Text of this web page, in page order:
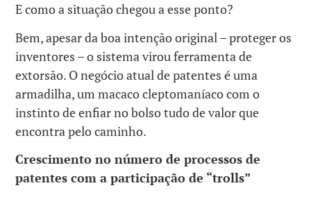
E como a situação chegou a esse ponto?
Bem, apesar da boa intenção original – proteger os
inventores – o sistema virou ferramenta de
extorsão. O negócio atual de patentes é uma
armadilha, um macaco cleptomaníaco com o
instinto de enfiar no bolso tudo de valor que
encontra pelo caminho.
Crescimento no número de processos de
patentes com a participação de “trolls”